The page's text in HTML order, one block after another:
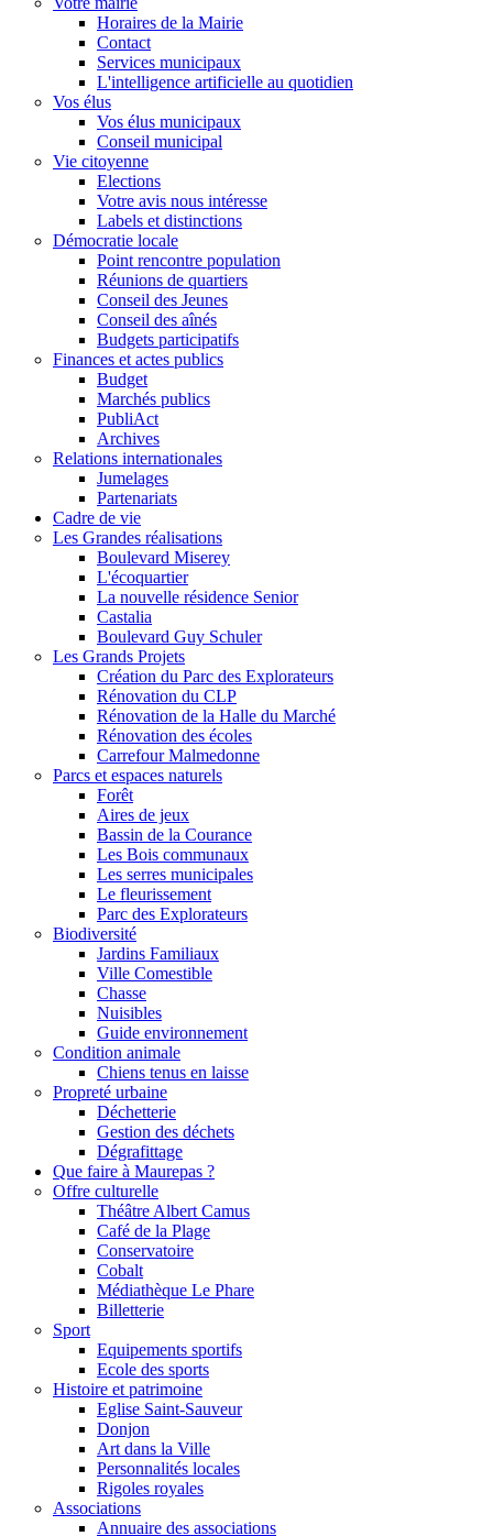
Horaires de la Mairie
Contact
Services municipaux
L'intelligence artificielle au quotidien
Vos élus
Vos élus municipaux
Conseil municipal
Vie citoyenne
Elections
Votre avis nous intéresse
Labels et distinctions
Démocratie locale
Point rencontre population
Réunions de quartiers
Conseil des Jeunes
Conseil des aînés
Budgets participatifs
Finances et actes publics
Budget
Marchés publics
PubliAct
Archives
Relations internationales
Jumelages
Partenariats
Cadre de vie
Les Grandes réalisations
Boulevard Miserey
L'écoquartier
La nouvelle résidence Senior
Castalia
Boulevard Guy Schuler
Les Grands Projets
Création du Parc des Explorateurs
Rénovation du CLP
Rénovation de la Halle du Marché
Rénovation des écoles
Carrefour Malmedonne
Parcs et espaces naturels
Forêt
Aires de jeux
Bassin de la Courance
Les Bois communaux
Les serres municipales
Le fleurissement
Parc des Explorateurs
Biodiversité
Jardins Familiaux
Ville Comestible
Chasse
Nuisibles
Guide environnement
Condition animale
Chiens tenus en laisse
Propreté urbaine
Déchetterie
Gestion des déchets
Dégrafittage
Que faire à Maurepas ?
Offre culturelle
Théâtre Albert Camus
Café de la Plage
Conservatoire
Cobalt
Médiathèque Le Phare
Billetterie
Sport
Equipements sportifs
Ecole des sports
Histoire et patrimoine
Eglise Saint-Sauveur
Donjon
Art dans la Ville
Personnalités locales
Rigoles royales
Associations
Annuaire des associations